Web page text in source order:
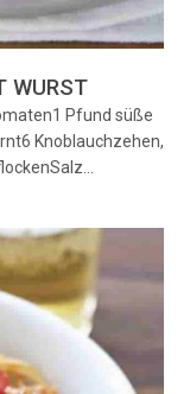
WURST
Pfund süße
Knoblauchzehen,